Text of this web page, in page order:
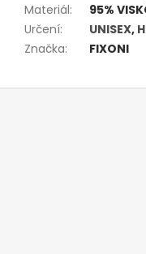
Materiál:
95%
Určení: UNISEX,
Značka: FIXONI
Z